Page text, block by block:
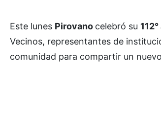
Este lunes Pirovano celebró su
Vecinos, representantes de
comunidad para compartir un